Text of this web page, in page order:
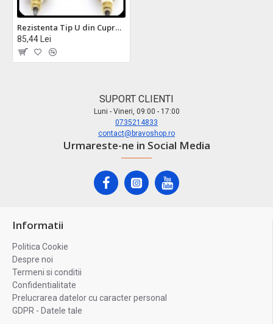
Rezistenta Tip U din Cupru 2000W
85,44 Lei
SUPORT CLIENTI
Luni - Vineri, 09:00 - 17:00
0735214833
contact@bravoshop.ro
Urmareste-ne in Social Media
Informatii
Politica Cookie
Despre noi
Termeni si conditii
Confidentialitate
Prelucrarea datelor cu caracter personal
GDPR - Datele tale